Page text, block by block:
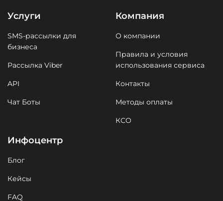
Услуги
SMS-рассылки для
бизнеса
Рассылка Viber
API
Чат Боты
Компания
О компании
Правила и условия
использования сервиса
Контакты
Методы оплаты
КСО
Инфоцентр
Блог
Кейсы
FAQ